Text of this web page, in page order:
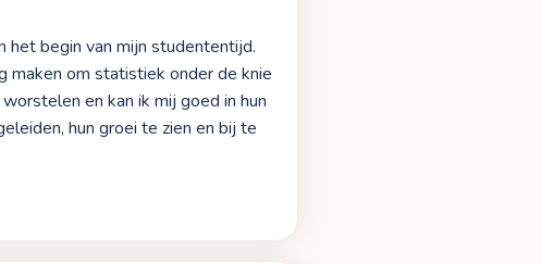
begin van mijn studententijd.
maken om statistiek onder de knie
en kan ik mij goed in hun
hun groei te zien en bij te